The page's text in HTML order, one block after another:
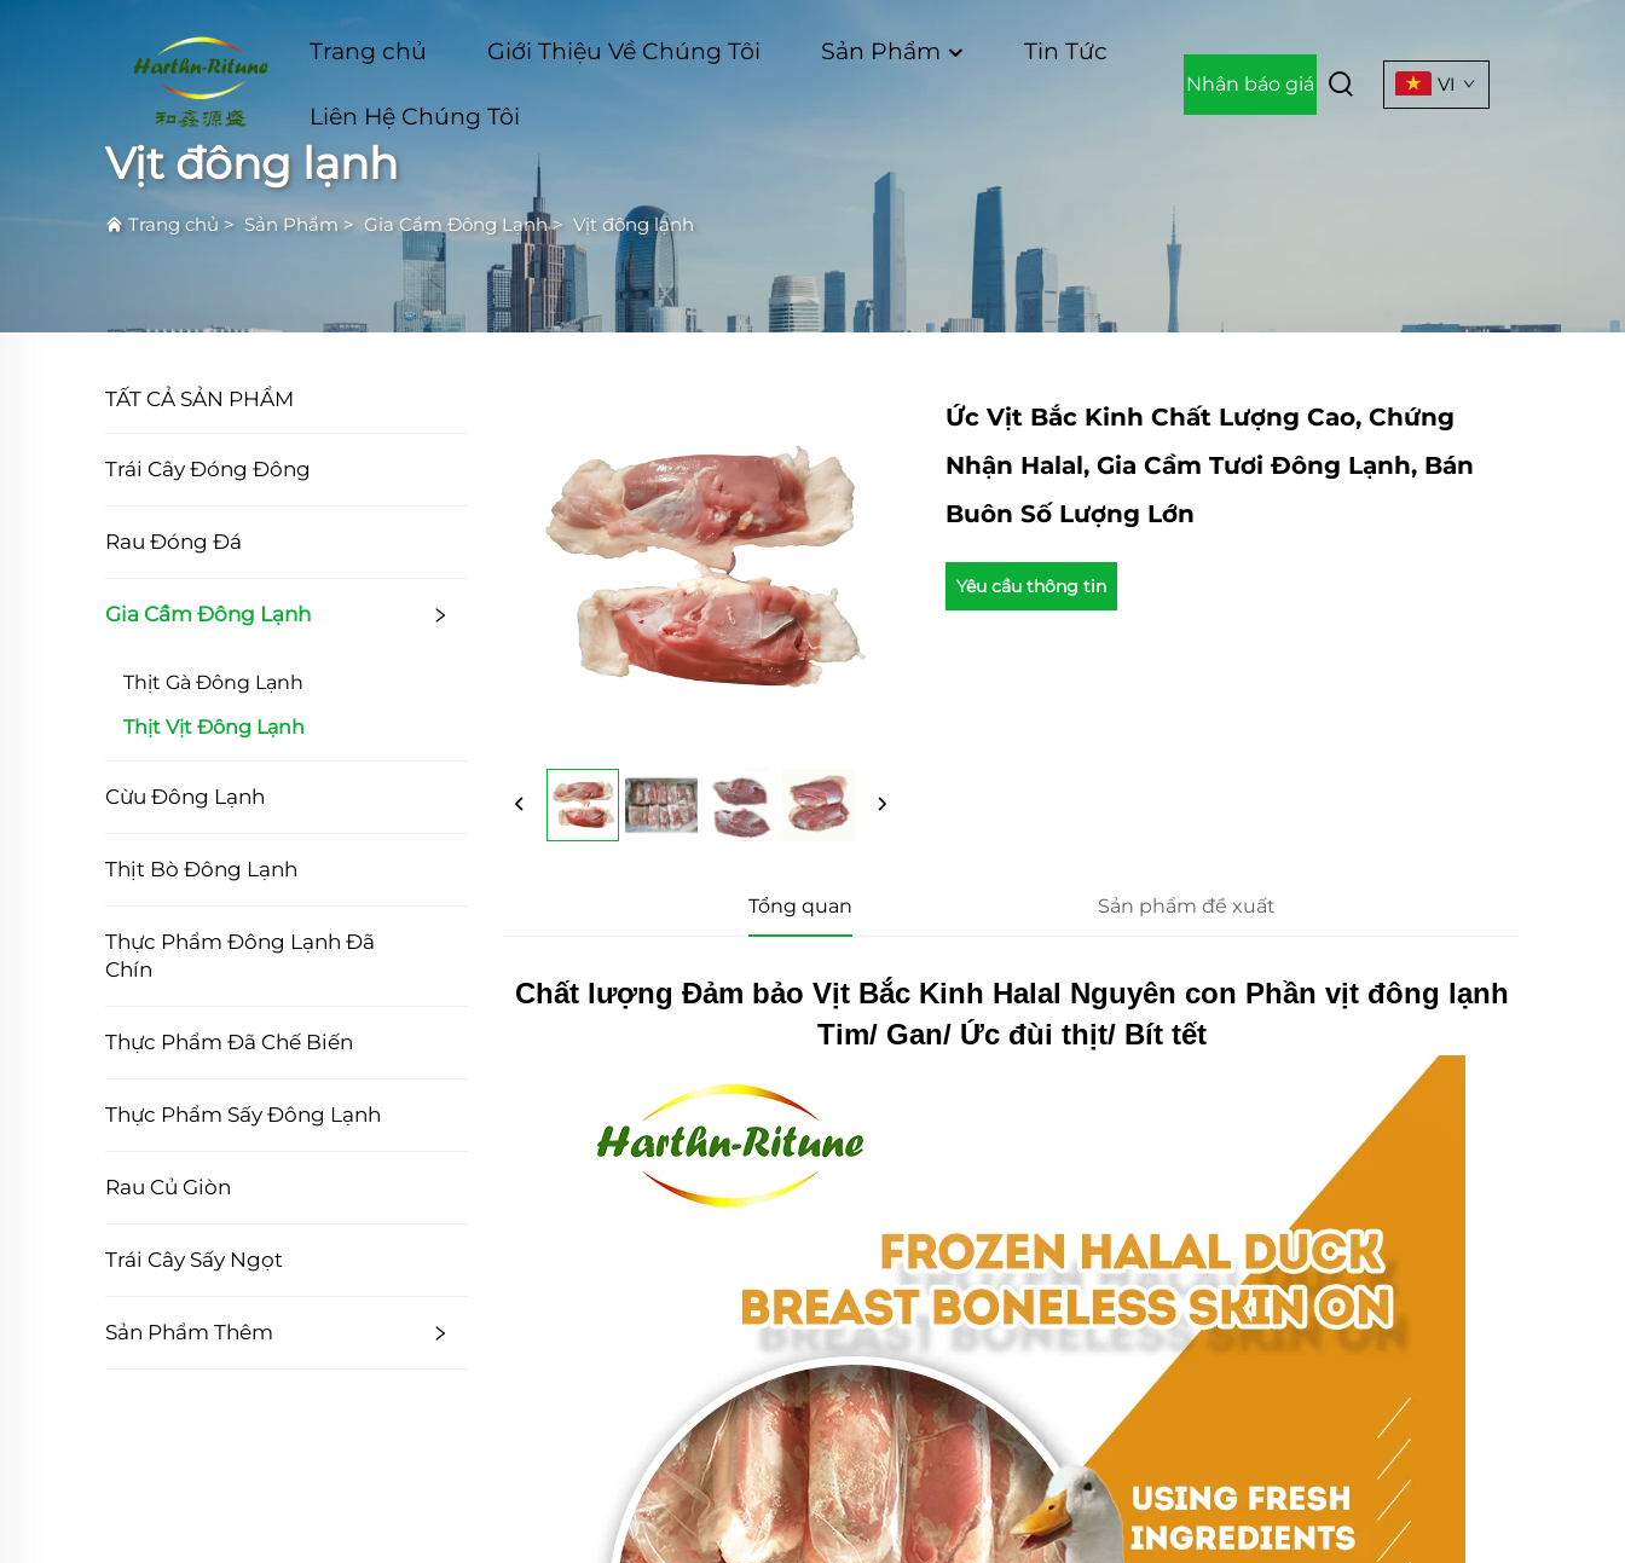
Trang chủ Giới Thiệu Về Chúng Tôi Sản Phẩm Tin Tức
Liên Hệ Chúng Tôi
Nhận báo giá VI
Vịt đông lạnh
Trang chủ > Sản Phẩm > Gia Cầm Đông Lạnh> Vịt đông lạnh
TẤT CẢ SẢN PHẨM
Trái Cây Đóng Đông
Rau Đóng Đá
Gia Cầm Đông Lạnh
Thịt Gà Đông Lạnh
Thịt Vịt Đông Lạnh
Cừu Đông Lạnh
Thịt Bò Đông Lạnh
Thực Phẩm Đông Lạnh Đã
Chín
Thực Phẩm Đã Chế Biến
Thực Phẩm Sấy Đông Lạnh
Rau Củ Giòn
Trái Cây Sấy Ngọt
Sản Phẩm Thêm
Ức Vịt Bắc Kinh Chất Lượng Cao, Chứng
Nhận Halal, Gia Cầm Tươi Đông Lạnh, Bán
Buôn Số Lượng Lớn
Yêu cầu thông tin
Tổng quan Sản phẩm đề xuất
Chất lượng Đảm bảo Vịt Bắc Kinh Halal Nguyên con Phần vịt đông lạnh
Tim/ Gan/ Ức đùi thịt/ Bít tết